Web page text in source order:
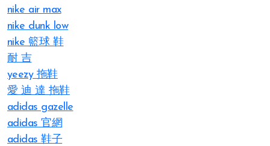
nike air max
nike dunk low
nike 籃球 鞋
耐 吉
yeezy 拖鞋
愛 迪 達 拖鞋
adidas gazelle
adidas 官網
adidas 鞋子